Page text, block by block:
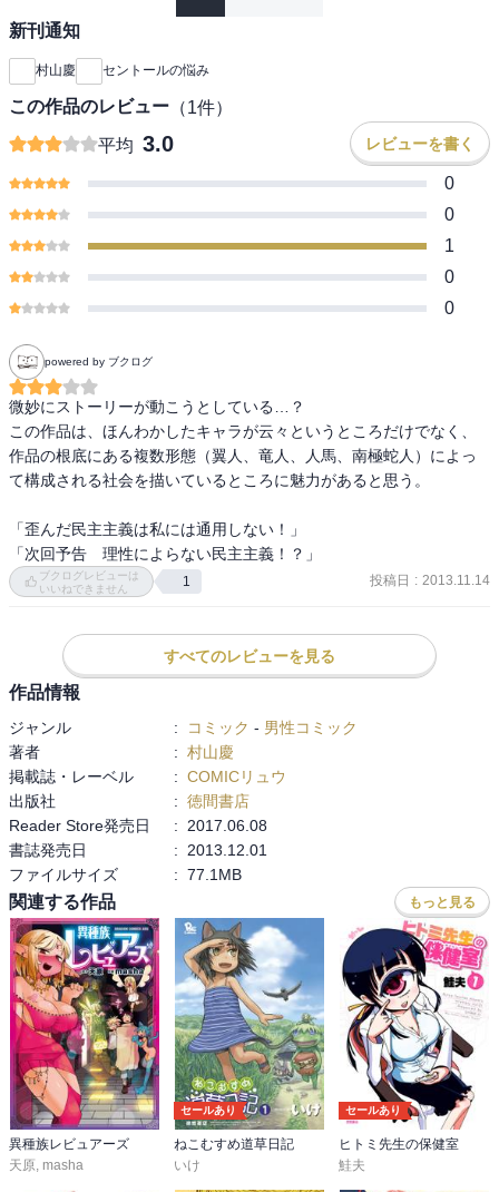
新刊通知
村山慶 セントールの悩み
この作品のレビュー （1件）
平均 3.0 レビューを書く
0
0
1
0
0
powered by ブクログ
微妙にストーリーが動こうとしている…？
この作品は、ほんわかしたキャラが云々というところだけでなく、
作品の根底にある複数形態（翼人、竜人、人馬、南極蛇人）によっ
て構成される社会を描いているところに魅力があると思う。
「歪んだ民主主義は私には通用しない！」
「次回予告　理性によらない民主主義！？」
ブクログレビューは
いいねできません
1 投稿日 : 2013.11.14
すべてのレビューを見る
作品情報
ジャンル : コミック - 男性コミック
著者
: 村山慶
掲載誌・レーベル
: COMICリュウ
出版社
: 徳間書店
Reader Store発売日
:
2017.06.08
書誌発売日
:
2013.12.01
ファイルサイズ
: 77.1MB
関連する作品 もっと見る
異種族レビュアーズ
天原, masha
セールあり
ねこむすめ道草日記
いけ
セールあり
ヒトミ先生の保健室
鮭夫